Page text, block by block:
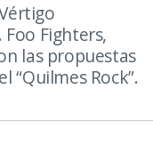
Fighters,
las propuestas
“Quilmes Rock”.